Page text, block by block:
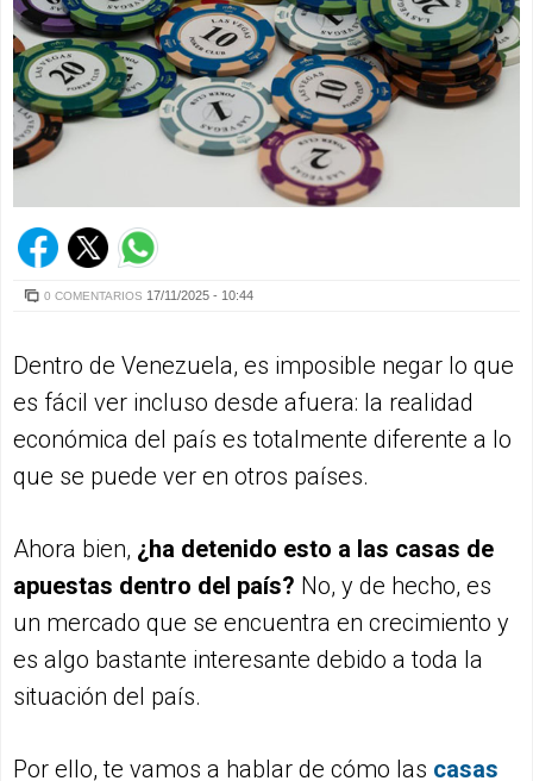
0 COMENTARIOS 17/11/2025 - 10:44
Dentro de Venezuela, es imposible negar lo que
es fácil ver incluso desde afuera: la realidad
económica del país es totalmente diferente a lo
que se puede ver en otros países.
Ahora bien, ¿ha detenido esto a las casas de
apuestas dentro del país? No, y de hecho, es
un mercado que se encuentra en crecimiento y
es algo bastante interesante debido a toda la
situación del país.
Por ello, te vamos a hablar de cómo las casas